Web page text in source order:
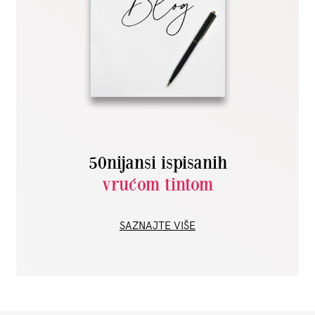
50nijansi ispisanih
vrućom tintom
SAZNAJTE VIŠE